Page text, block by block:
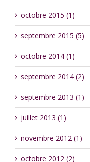
octobre 2015 (1)
septembre 2015 (5)
octobre 2014 (1)
septembre 2014 (2)
septembre 2013 (1)
juillet 2013 (1)
novembre 2012 (1)
octobre 2012 (2)